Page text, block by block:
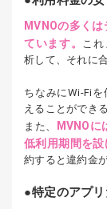
MVNOの多く
ています。
こ
析して、それに
ちなみにWi-Fi
えることができ
また、
MVNO
低利用期間を
約すると違約金
特定のアプ